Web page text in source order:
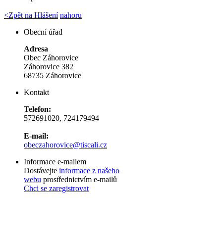
<Zpět na Hlášení nahoru
Obecní úřad
Adresa
Obec Záhorovice
Záhorovice 382
68735 Záhorovice
Kontakt
Telefon:
572691020, 724179494
E-mail:
obeczahorovice@tiscali.cz
Informace e-mailem
Dostávejte informace z našeho
webu prostřednictvím e-mailů
Chci se zaregistrovat